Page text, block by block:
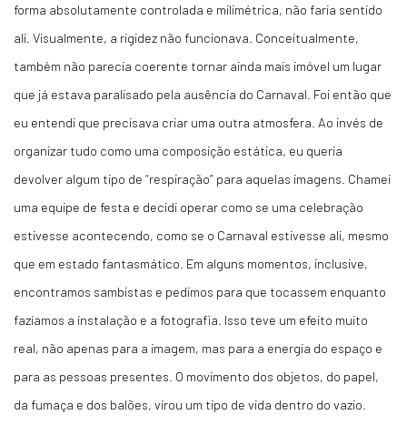
forma absolutamente controlada e milimétrica, não faria sentido
ali. Visualmente, a rigidez não funcionava. Conceitualmente,
também não parecia coerente tornar ainda mais imóvel um lugar
que já estava paralisado pela ausência do Carnaval. Foi então que
eu entendi que precisava criar uma outra atmosfera. Ao invés de
organizar tudo como uma composição estática, eu queria
devolver algum tipo de “respiração” para aquelas imagens. Chamei
uma equipe de festa e decidi operar como se uma celebração
estivesse acontecendo, como se o Carnaval estivesse ali, mesmo
que em estado fantasmático. Em alguns momentos, inclusive,
encontramos sambistas e pedimos para que tocassem enquanto
fazíamos a instalação e a fotografia. Isso teve um efeito muito
real, não apenas para a imagem, mas para a energia do espaço e
para as pessoas presentes. O movimento dos objetos, do papel,
da fumaça e dos balões, virou um tipo de vida dentro do vazio.